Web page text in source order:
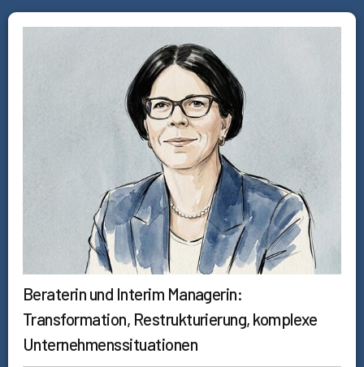
Beraterin und Interim Managerin:
Transformation, Restrukturierung, komplexe
Unternehmenssituationen